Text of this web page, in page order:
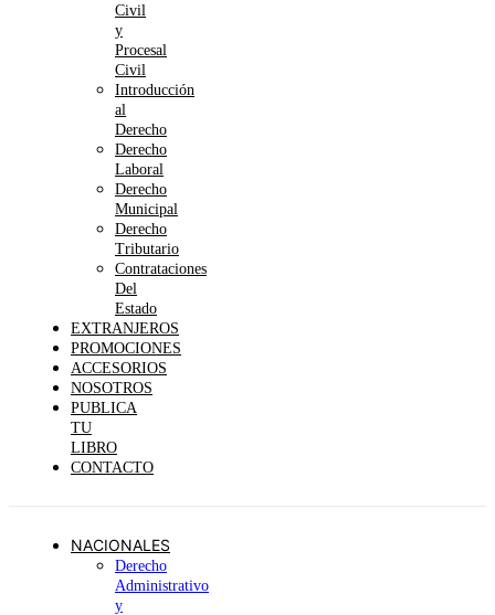
Civil
y
Procesal
Civil
Introducción
al
Derecho
Derecho
Laboral
Derecho
Municipal
Derecho
Tributario
Contrataciones
Del
Estado
EXTRANJEROS
PROMOCIONES
ACCESORIOS
NOSOTROS
PUBLICA
TU
LIBRO
CONTACTO
NACIONALES
Derecho
Administrativo
y